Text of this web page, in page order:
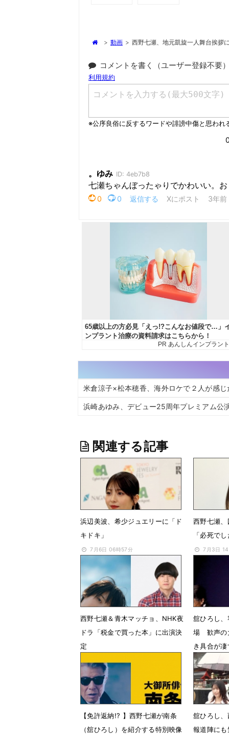
> 動画 > 西野七瀬、地元凱旋一人舞台挨拶
コメントを書く（ユーザー登録不要
米倉涼子×松本穂香、海外ロケで２人が感
浜崎あゆみ、デビュー25周年プレミアム公
関連する記事
浜辺美波、希少ジュエリーに「ド
キドキ」
7月6日 06時57分
西野七瀬
「必死で
7月3日
西野七瀬＆青木マッチョ、NHK夜
ドラ「税金で買った本」に出演決
定
6月25日 17時30分
舘ひろし
場 歓声の
き具合が
【免許返納!? 】西野七瀬が南条
（舘ひろし）を紹介する特別映像
舘ひろし
報道陣に